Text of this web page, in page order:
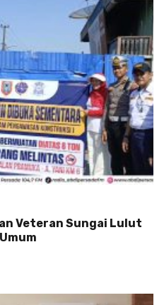
Veteran Sungai Lulut